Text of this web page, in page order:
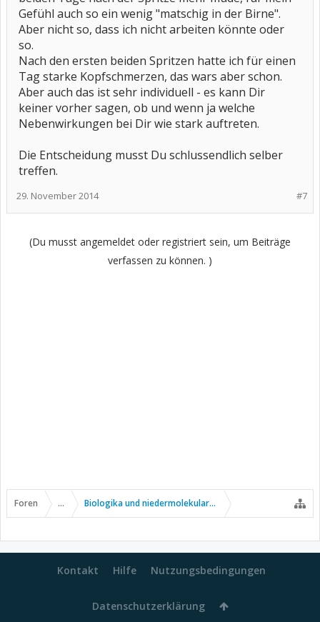
Gefühl auch so ein wenig "matschig in der Birne".
Aber nicht so, dass ich nicht arbeiten könnte oder
so.
Nach den ersten beiden Spritzen hatte ich für einen
Tag starke Kopfschmerzen, das wars aber schon.
Aber auch das ist sehr individuell - es kann Dir
keiner vorher sagen, ob und wenn ja welche
Nebenwirkungen bei Dir wie stark auftreten.
Die Entscheidung musst Du schlussendlich selber
treffen.
#7
29. November 2014
(Du musst angemeldet oder registriert sein, um Beiträge
verfassen zu können. )
Foren ... Biologika und niedermolekulare Wirkstoffe
Kontakt Hilfe Nutzungsbedingungen
Datenschutzerklärung